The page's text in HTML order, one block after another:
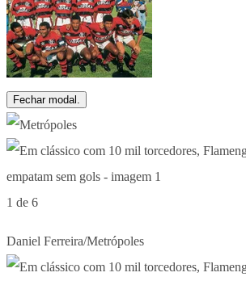
Fechar modal.
1 de 6
Daniel Ferreira/Metrópoles